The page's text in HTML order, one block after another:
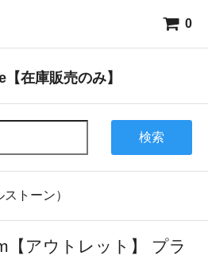
0
在庫販売のみ】
検索
トーン）
【アウトレット】 プラ